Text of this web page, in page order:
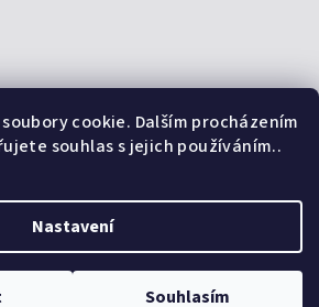
cookie. Dalším procházením
souhlas s jejich používáním..
Nastavení
Souhlasím
platby
nastavení cookies